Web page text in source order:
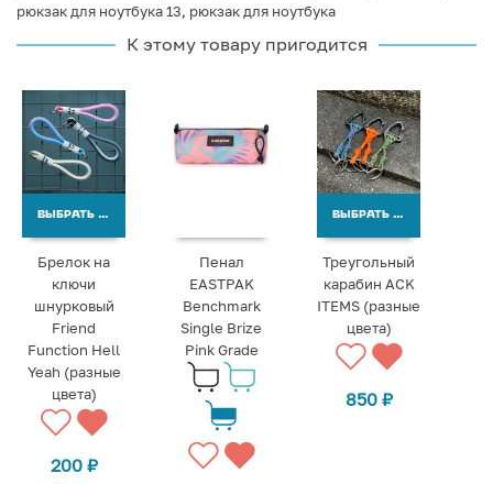
рюкзак для ноутбука 13, рюкзак для ноутбука
К этому товару пригодится
ВЫБРАТЬ ВАРИАНТЫ
Брелок на
ключи
шнурковый
Friend
Function Hell
Yeah (разные
цвета)
200 ₽
Пенал
EASTPAK
Benchmark
Single Brize
Pink Grade
ВЫБРАТЬ ВАРИАНТЫ
Треугольный
карабин ACK
ITEMS (разные
цвета)
850 ₽